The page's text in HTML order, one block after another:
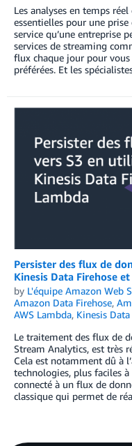
Les analyses en temps
essentielles pour une
service qu’une entreprise
services de streaming
flux chaque jour pour
préférées. Et les
Persister des flux de
Kinesis Data Firehose
by L'équipe Amazon Web
Amazon Data Firehose,
AWS Lambda, Kinesis
Le traitement des flux de
Stream Analytics, est très
Cela est notamment dû à
technologies, plus faciles
connecté à un flux de
classique qui permet de